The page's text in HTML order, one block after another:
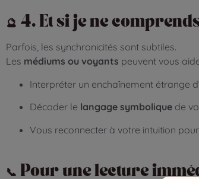
🔮 4. Et si je ne
Parfois, les synchronicités sont subtiles.
Les médiums ou voyants peuvent vous
Interpréter un enchaînement étrange
Décoder le langage symbolique de
Vous reconnecter à votre intuition
📞 Pour une lecture